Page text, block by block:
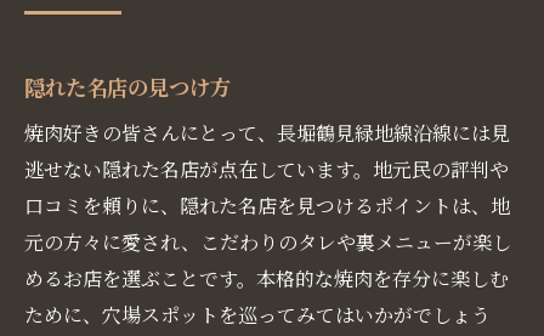
隠れた名店の見つけ方
焼肉好きの皆さんにとって、長堀鶴見緑地線沿線には見
逃せない隠れた名店が点在しています。地元民の評判や
口コミを頼りに、隠れた名店を見つけるポイントは、地
元の方々に愛され、こだわりのタレや裏メニューが楽し
めるお店を選ぶことです。本格的な焼肉を存分に楽しむ
ために、穴場スポットを巡ってみてはいかがでしょう